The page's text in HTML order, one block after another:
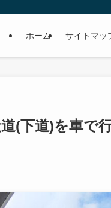
ホーム サイトマッ
(下道)を車で